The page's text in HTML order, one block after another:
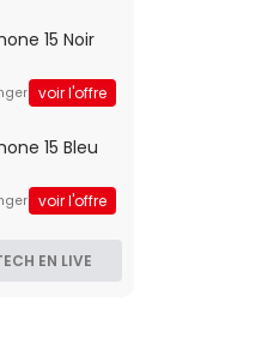
15 Noir
voir l'offre
15 Bleu
voir l'offre
EN LIVE